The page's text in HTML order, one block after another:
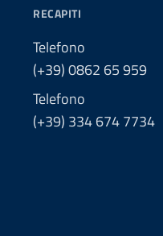
RECAPITI
Telefono
(+39) 0862 65 959
Telefono
(+39) 334 674 7734